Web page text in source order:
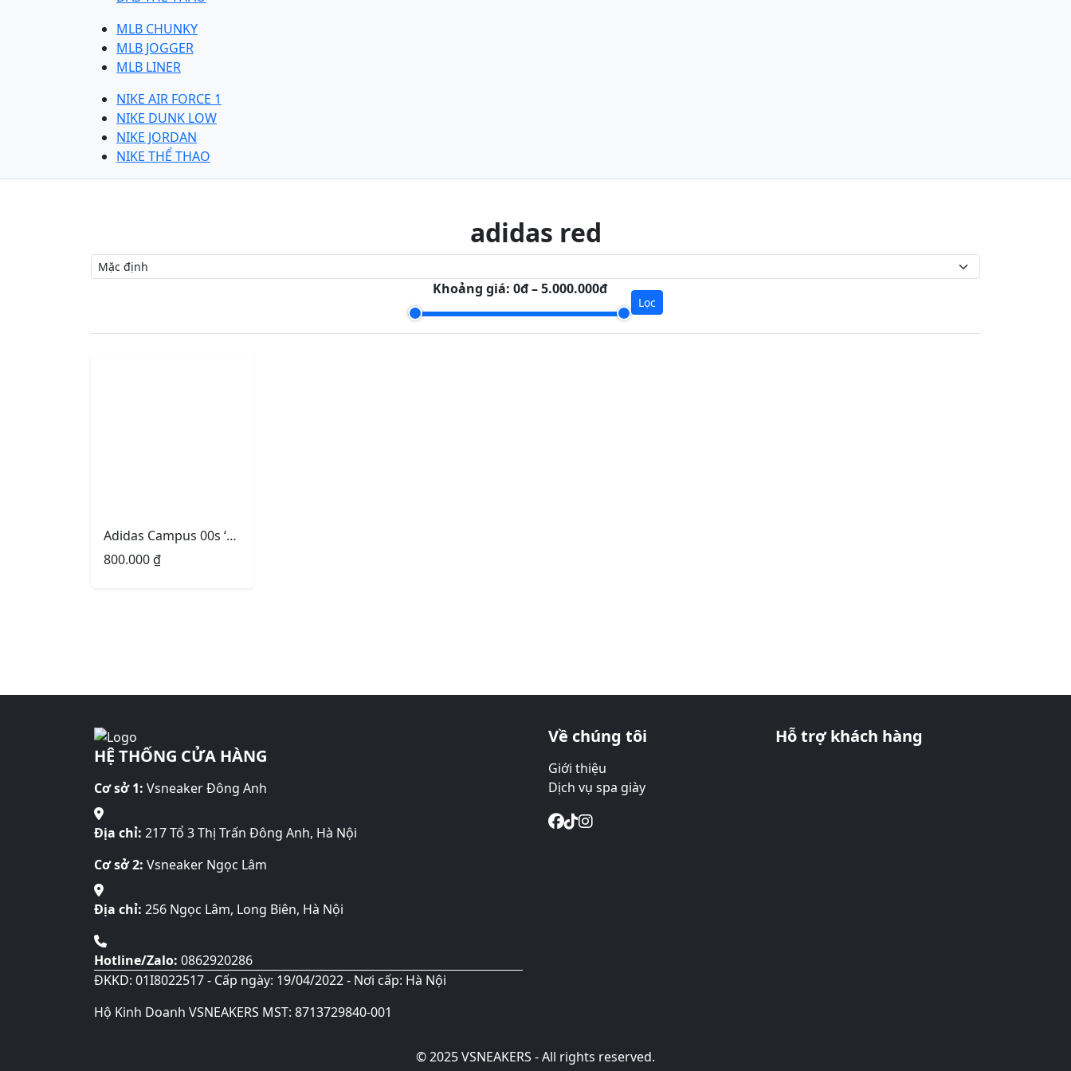
MLB CHUNKY
MLB JOGGER
MLB LINER
NIKE AIR FORCE 1
NIKE DUNK LOW
NIKE JORDAN
NIKE THỂ THAO
adidas red
Khoảng giá: 0đ – 5.000.000đ
Lọc
Adidas Campus 00s ‘Better Scarlet’
800.000₫
HỆ THỐNG CỬA HÀNG
Cơ sở 1: Vsneaker Đông Anh
Địa chỉ: 217 Tổ 3 Thị Trấn Đông Anh, Hà Nội
Cơ sở 2: Vsneaker Ngọc Lâm
Địa chỉ: 256 Ngọc Lâm, Long Biên, Hà Nội
Hotline/Zalo: 0862920286
ĐKKD: 01I8022517 - Cấp ngày: 19/04/2022 - Nơi cấp: Hà Nội
Hộ Kinh Doanh VSNEAKERS MST: 8713729840-001
Về chúng tôi
Giới thiệu
Dịch vụ spa giày
Hỗ trợ khách hàng
© 2025 VSNEAKERS - All rights reserved.